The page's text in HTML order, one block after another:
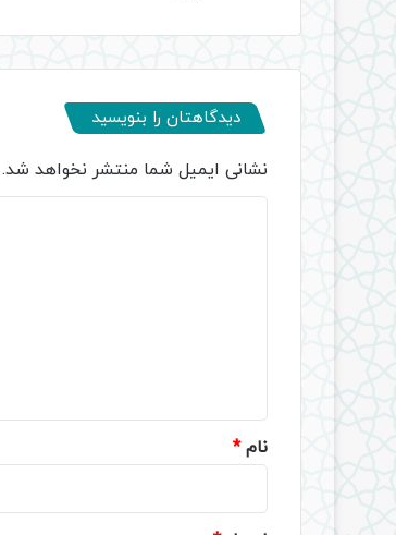
دیدگاهتان را بنویسید
نشانی ایمیل شما منتشر نخواهد شد.
نام*